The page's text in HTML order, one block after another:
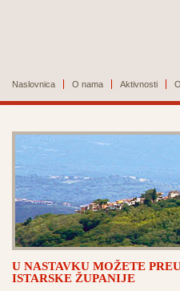
Naslovnica O nama Aktivnosti
U NASTAVKU MOŽETE
ISTARSKE ŽUPANIJE